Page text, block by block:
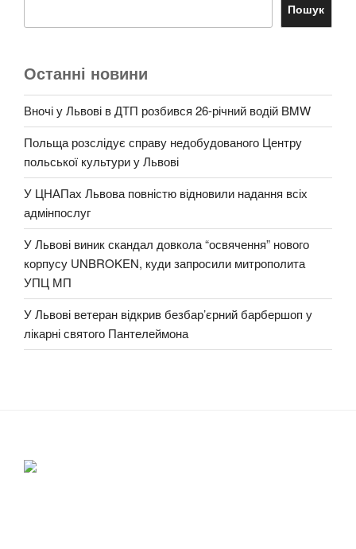
Пошук
Останні новини
Вночі у Львові в ДТП розбився 26-річний водій BMW
Польща розслідує справу недобудованого Центру
польської культури у Львові
У ЦНАПах Львова повністю відновили надання всіх
адмінпослуг
У Львові виник скандал довкола “освячення” нового
корпусу UNBROKEN, куди запросили митрополита
УПЦ МП
У Львові ветеран відкрив безбар’єрний барбершоп у
лікарні святого Пантелеймона